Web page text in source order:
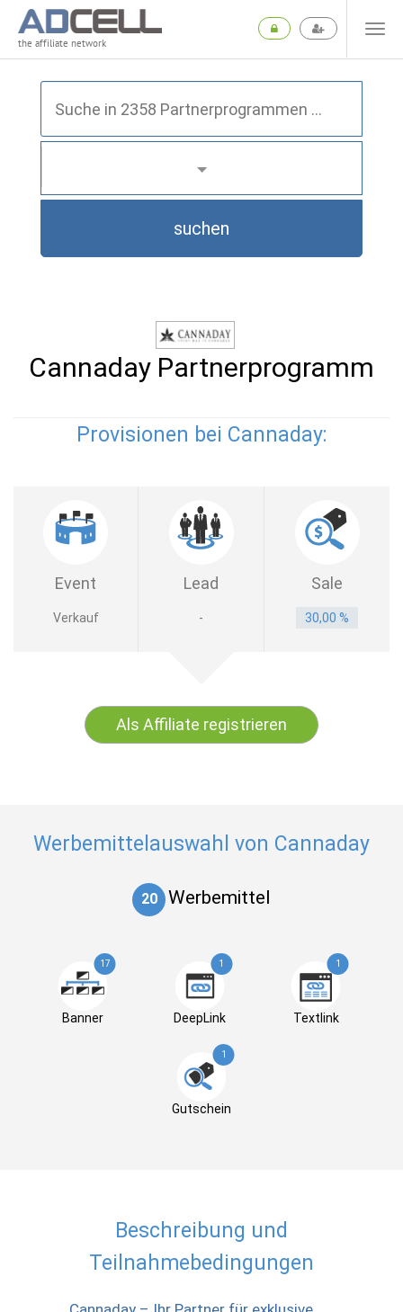
the affiliate network
suchen
Cannaday Partnerprogramm
Provisionen bei Cannaday:
Event Lead Sale
Verkauf - 30,00 %
Als Affiliate registrieren
Werbemittelauswahl von Cannaday
20 Werbemittel
17
Banner
1
DeepLink
1
Textlink
1
Gutschein
Beschreibung und
Teilnahmebedingungen